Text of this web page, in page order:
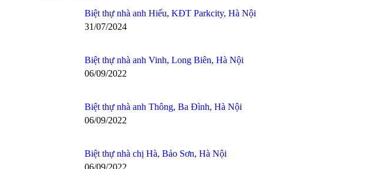
Biệt thự nhà anh Hiếu, KĐT Parkcity, Hà Nội
31/07/2024
Biệt thự nhà anh Vinh, Long Biên, Hà Nội
06/09/2022
Biệt thự nhà anh Thông, Ba Đình, Hà Nội
06/09/2022
Biệt thự nhà chị Hà, Bảo Sơn, Hà Nội